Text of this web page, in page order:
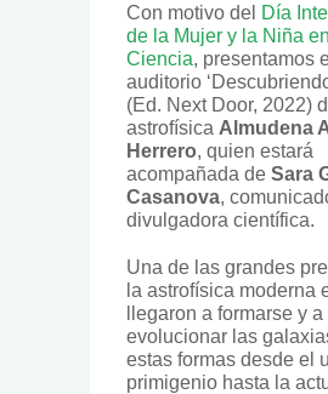
Con motivo del Día
de la Mujer y la Niña
Ciencia, presentamos
auditorio
(Ed. Next Door, 2022)
astrofísica Almudena
Herrero, quien estará
acompañada de Sara
Casanova,
divulgadora científica.
Una de las grandes
la astrofísica moderna
llegaron a formarse y a
evolucionar las
estas formas desde el
primigenio hasta la